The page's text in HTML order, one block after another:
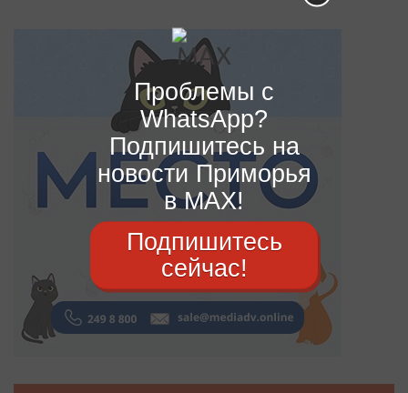
Проблемы с
WhatsApp?
Подпишитесь на
новости Приморья
в MAX!
Подпишитесь
сейчас!